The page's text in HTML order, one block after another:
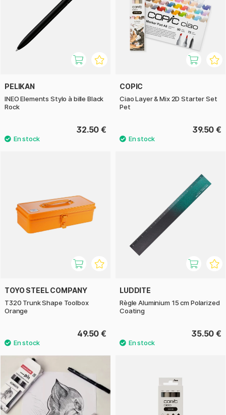
PELIKAN
INEO Elements Stylo à bille Black
Rock
32.50 €
COPIC
Ciao Layer & Mix 2D Starter Set
Pet
39.50 €
TOYO STEEL COMPANY
T320 Trunk Shape Toolbox
Orange
49.50 €
LUDDITE
Règle Aluminium 15 cm Polarized
Coating
35.50 €